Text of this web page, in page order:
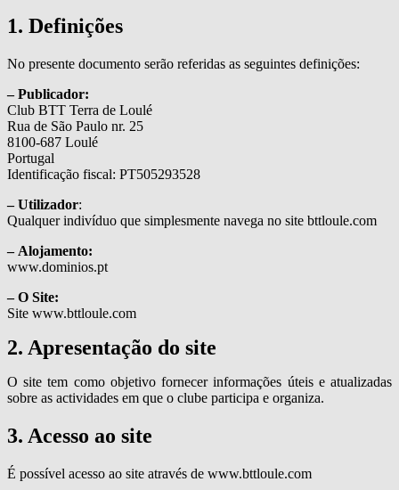
1. Definições
No presente documento serão referidas as seguintes definições:
– Publicador:
Club BTT Terra de Loulé
Rua de São Paulo nr. 25
8100-687 Loulé
Portugal
Identificação fiscal: PT505293528
– Utilizador:
Qualquer indivíduo que simplesmente navega no site bttloule.com
– Alojamento:
www.dominios.pt
– O Site:
Site www.bttloule.com
2. Apresentação do site
O site tem como objetivo fornecer informações úteis e atualizadas
sobre as actividades em que o clube participa e organiza.
3. Acesso ao site
É possível acesso ao site através de www.bttloule.com